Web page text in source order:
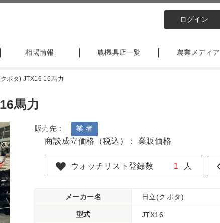
ログイン
相場情報 農機具店一覧 農業メディア
ボタ) JTX16 16馬力
馬力
販売先： 業 者
商談成立価格（税込）： 業販価格
ウォッチリスト登録数 1 人
メーカー名 日立(クボタ)
型式 JTX16